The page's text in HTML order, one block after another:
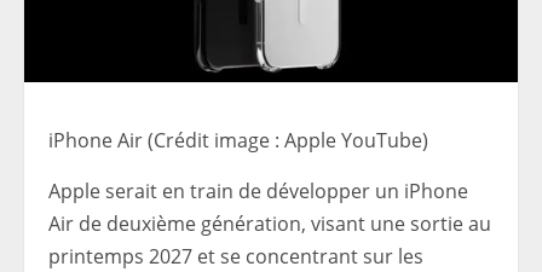
iPhone Air (Crédit image : Apple YouTube)
Apple serait en train de développer un iPhone
Air de deuxième génération, visant une sortie au
printemps 2027 et se concentrant sur les